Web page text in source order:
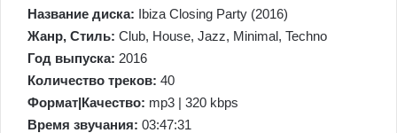
Название диска: Ibiza Closing Party (2016)
Жанр, Стиль: Club, House, Jazz, Minimal, Techno
Год выпуска: 2016
Количество треков: 40
Формат|Качество: mp3 | 320 kbps
Время звучания: 03:47:31